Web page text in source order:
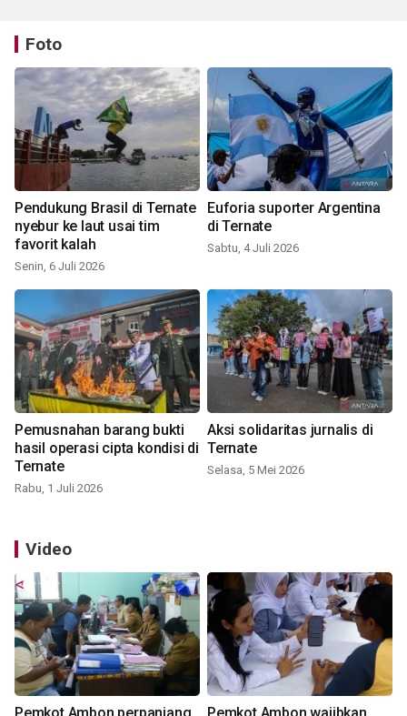
Foto
Pendukung Brasil di Ternate
nyebur ke laut usai tim
favorit kalah
Senin, 6 Juli 2026
Euforia suporter Argentina
di Ternate
Sabtu, 4 Juli 2026
Pemusnahan barang bukti
hasil operasi cipta kondisi di
Ternate
Rabu, 1 Juli 2026
Aksi solidaritas jurnalis di
Ternate
Selasa, 5 Mei 2026
Video